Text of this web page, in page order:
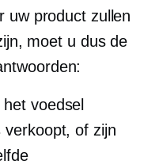
uw product zullen
moet u dus de
voedsel
verkoopt, of zijn